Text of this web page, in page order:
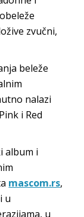
zvučni,
beleže
nalazi
i Red
album i
mascom.rs,
u
u